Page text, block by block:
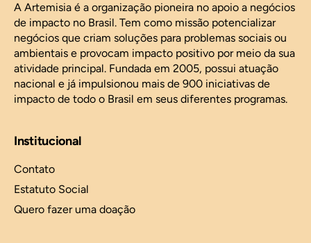
A Artemisia é a organização pioneira no apoio a negócios
de impacto no Brasil. Tem como missão potencializar
negócios que criam soluções para problemas sociais ou
ambientais e provocam impacto positivo por meio da sua
atividade principal. Fundada em 2005, possui atuação
nacional e já impulsionou mais de 900 iniciativas de
impacto de todo o Brasil em seus diferentes programas.
Institucional
Contato
Estatuto Social
Quero fazer uma doação